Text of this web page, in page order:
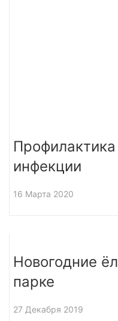
инфекции
16 Марта 2020
Новогодние
парке
27 Декабря 2019